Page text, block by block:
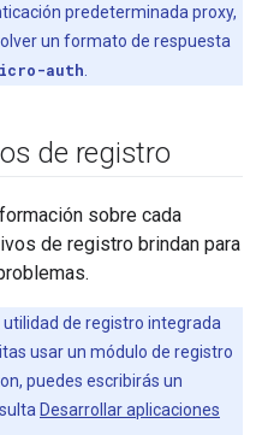
predeterminada proxy,
un formato de respuesta
auth
de registro
sobre cada
de registro brindan para
utilidad de registro integrada
usar un módulo de registro
puedes escribirás un
Desarrollar aplicaciones